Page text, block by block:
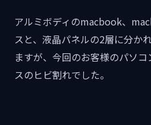
アルミボディのmacbook、
スと、液晶パネルの2層に分か
ますが、今回のお客様のパソ
スのヒビ割れでした。